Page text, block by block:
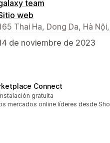
team
web
Thai Ha, Dong Da, Hà
de noviembre de 2023
Connect
total
gratuita
mercados online líderes desde